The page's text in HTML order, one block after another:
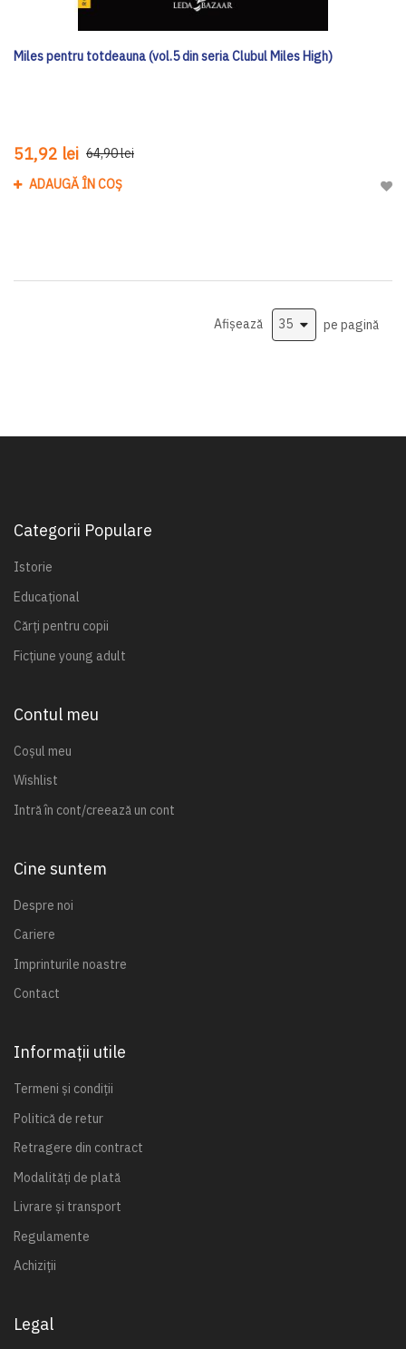
Miles pentru totdeauna (vol.5 din seria Clubul Miles High)
51,92 lei 64,90 lei
ADAUGĂ ÎN COȘ
Afișează pe pagină
Categorii Populare
Istorie
Educațional
Cărți pentru copii
Ficțiune young adult
Contul meu
Coșul meu
Wishlist
Intră în cont/creează un cont
Cine suntem
Despre noi
Cariere
Imprinturile noastre
Contact
Informații utile
Termeni și condiții
Politică de retur
Retragere din contract
Modalități de plată
Livrare și transport
Regulamente
Achiziții
Legal